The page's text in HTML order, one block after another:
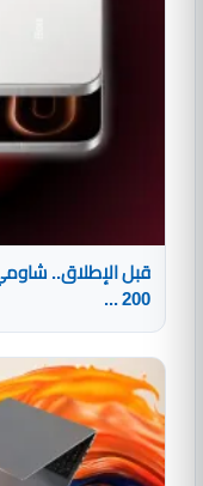
قبل الإطلاق..
200 ...